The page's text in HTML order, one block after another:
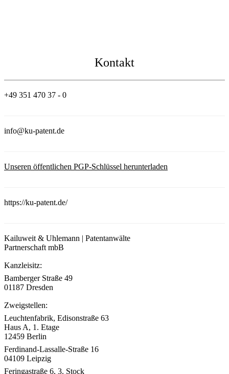
Kontakt
+49 351 470 37 - 0
info@ku-patent.de
Unseren öffentlichen PGP-Schlüssel herunterladen
https://ku-patent.de/
Kailuweit & Uhlemann | Patentanwälte
Partnerschaft mbB
Kanzleisitz:
Bamberger Straße 49
01187 Dresden
Zweigstellen:
Leuchtenfabrik, Edisonstraße 63
Haus A, 1. Etage
12459 Berlin
Ferdinand-Lassalle-Straße 16
04109 Leipzig
Feringastraße 6, 3. Stock